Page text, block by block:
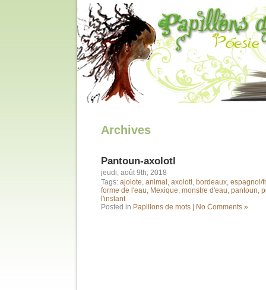
Archives
Pantoun-axolotl
jeudi, août 9th, 2018
Tags: ajolote, animal , axolotl , bordeaux, espagnol/
forme de l'eau, Mexique, monstre d'eau, pantoun,
l'instant
Posted in Papillons de mots No Comments »